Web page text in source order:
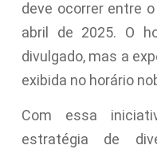
deve ocorrer entre
abril de 2025. O
divulgado, mas a
exibida no horário
Com essa
estratégia de